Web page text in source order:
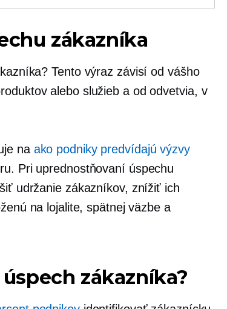
zákazníka
Tento výraz závisí od vášho
alebo služieb a od odvetvia, v
na ako podniky predvídajú výzvy
Pri uprednostňovaní úspechu
udržanie zákazníkov, znížiť ich
na lojalite, spätnej väzbe a
zákazníka?